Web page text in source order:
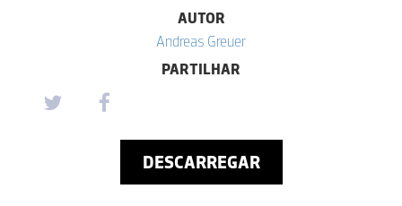
AUTOR
Andreas Greuer
PARTILHAR
DESCARREGAR